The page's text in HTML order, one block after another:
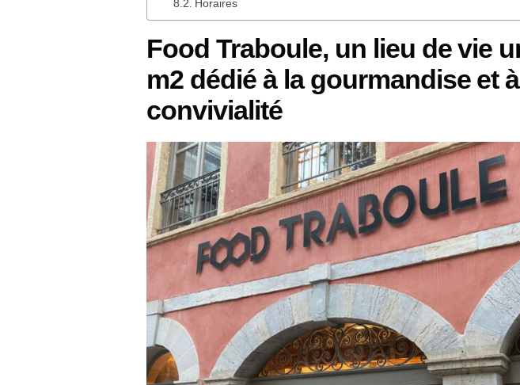
Horaires
Food Traboule, un lieu de vie
m2 dédié à la gourmandise et
convivialité